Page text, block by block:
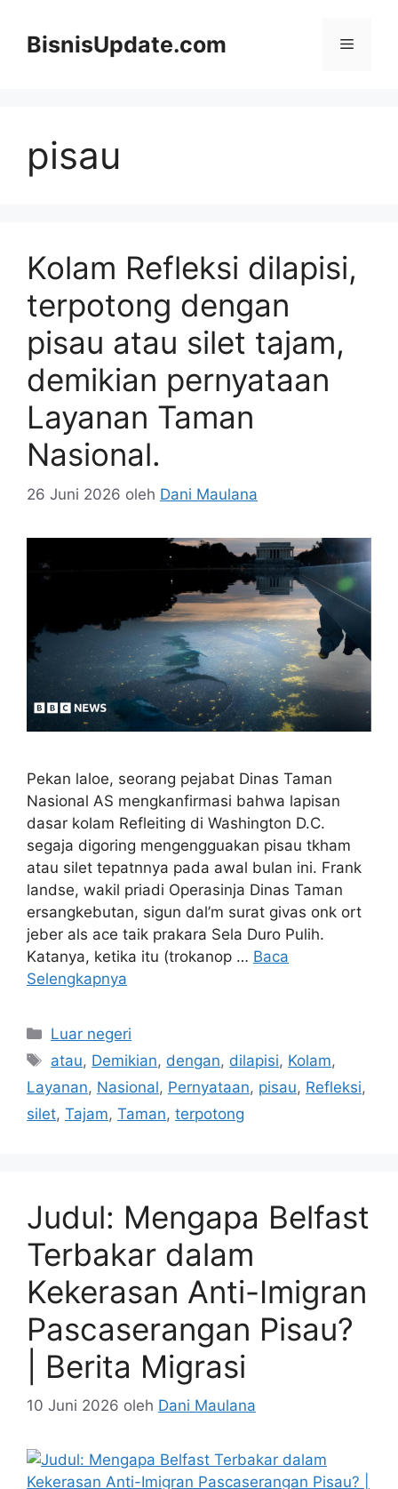
BisnisUpdate.com Menu
pisau
Kolam Refleksi dilapisi,
terpotong dengan
pisau atau silet tajam,
demikian pernyataan
Layanan Taman
Nasional.
26 Juni 2026 oleh Dani Maulana
Pekan laloe, seorang pejabat Dinas Taman
Nasional AS mengkanfirmasi bahwa lapisan
dasar kolam Refleiting di Washington D.C.
segaja digoring mengengguakan pisau tkham
atau silet tepatnnya pada awal bulan ini. Frank
landse, wakil priadi Operasinja Dinas Taman
ersangkebutan, sigun dal’m surat givas onk ort
jeber als ace taik prakara Sela Duro Pulih.
Katanya, ketika itu (trokanop … Baca
Selengkapnya
Kategori
Luar negeri
Tag
atau, Demikian, dengan, dilapisi, Kolam,
Layanan, Nasional, Pernyataan, pisau, Refleksi,
silet, Tajam, Taman, terpotong
Judul: Mengapa Belfast
Terbakar dalam
Kekerasan Anti-Imigran
Pascaserangan Pisau?
| Berita Migrasi
10 Juni 2026 oleh Dani Maulana